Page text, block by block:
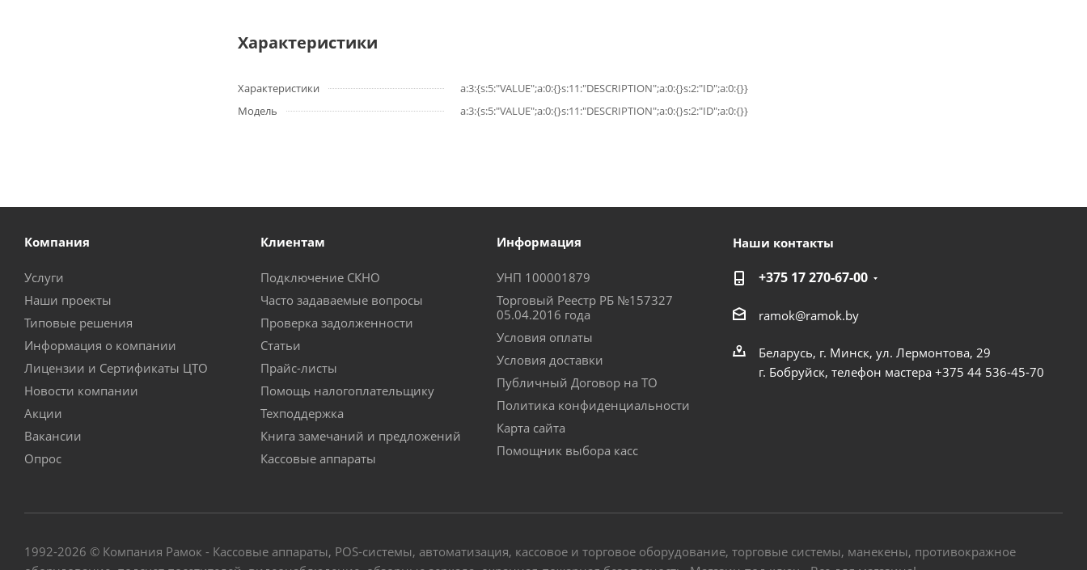
Характеристики
Характеристики
a:3:{s:5:"VALUE";a:0:{}s:11:"DESCRIPTION";a:0:{}s:2:"ID";a:0:{}}
Модель
a:3:{s:5:"VALUE";a:0:{}s:11:"DESCRIPTION";a:0:{}s:2:"ID";a:0:{}}
Компания
Услуги
Наши проекты
Типовые решения
Информация о компании
Лицензии и Сертификаты ЦТО
Новости компании
Акции
Вакансии
Опрос
Клиентам
Подключение СКНО
Часто задаваемые вопросы
Проверка задолженности
Статьи
Прайс-листы
Помощь налогоплательщику
Техподдержка
Книга замечаний и предложений
Кассовые аппараты
Информация
УНП 100001879
Торговый Реестр РБ №157327
05.04.2016 года
Условия оплаты
Условия доставки
Публичный Договор на ТО
Политика конфиденциальности
Карта сайта
Помощник выбора касс
Наши контакты
+375 17 270-67-00
ramok@ramok.by
Беларусь, г. Минск, ул. Лермонтова, 29
г. Бобруйск, телефон мастера +375 44 536-45-70
1992-2026 © Компания Рамок - Кассовые аппараты, POS-системы, автоматизация, кассовое и торговое оборудование, торговые системы, манекены, противокражное